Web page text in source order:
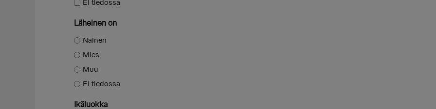
Ei tiedossa
Läheinen on
Nainen
Mies
Muu
Ei tiedossa
Ikäluokka